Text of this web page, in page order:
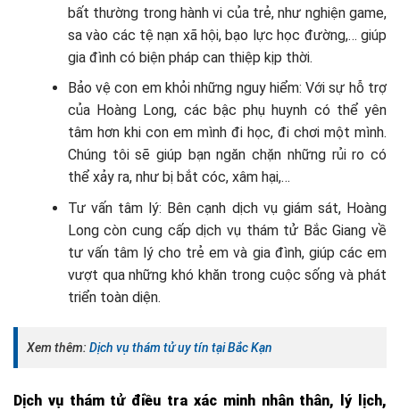
bất thường trong hành vi của trẻ, như nghiện game,
sa vào các tệ nạn xã hội, bạo lực học đường,… giúp
gia đình có biện pháp can thiệp kịp thời.
Bảo vệ con em khỏi những nguy hiểm: Với sự hỗ trợ
của Hoàng Long, các bậc phụ huynh có thể yên
tâm hơn khi con em mình đi học, đi chơi một mình.
Chúng tôi sẽ giúp bạn ngăn chặn những rủi ro có
thể xảy ra, như bị bắt cóc, xâm hại,…
Tư vấn tâm lý: Bên cạnh dịch vụ giám sát, Hoàng
Long còn cung cấp dịch vụ thám tử Bắc Giang về
tư vấn tâm lý cho trẻ em và gia đình, giúp các em
vượt qua những khó khăn trong cuộc sống và phát
triển toàn diện.
Xem thêm: Dịch vụ thám tử uy tín tại Bắc Kạn
Dịch vụ thám tử điều tra xác minh nhân thân, lý lịch,